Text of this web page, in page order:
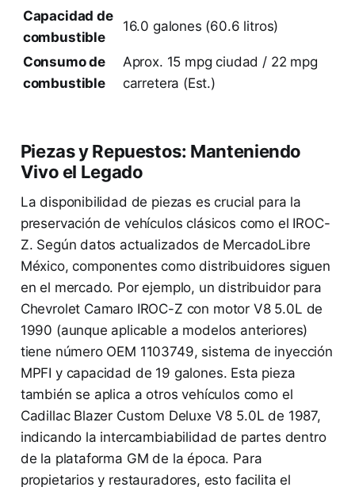
Capacidad de
combustible
16.0 galones (60.6 litros)
Consumo de
combustible
Aprox. 15 mpg ciudad / 22 mpg
carretera (Est.)
Piezas y Repuestos: Manteniendo
Vivo el Legado
La disponibilidad de piezas es crucial para la
preservación de vehículos clásicos como el IROC-
Z. Según datos actualizados de MercadoLibre
México, componentes como distribuidores siguen
en el mercado. Por ejemplo, un distribuidor para
Chevrolet Camaro IROC-Z con motor V8 5.0L de
1990 (aunque aplicable a modelos anteriores)
tiene número OEM 1103749, sistema de inyección
MPFI y capacidad de 19 galones. Esta pieza
también se aplica a otros vehículos como el
Cadillac Blazer Custom Deluxe V8 5.0L de 1987,
indicando la intercambiabilidad de partes dentro
de la plataforma GM de la época. Para
propietarios y restauradores, esto facilita el